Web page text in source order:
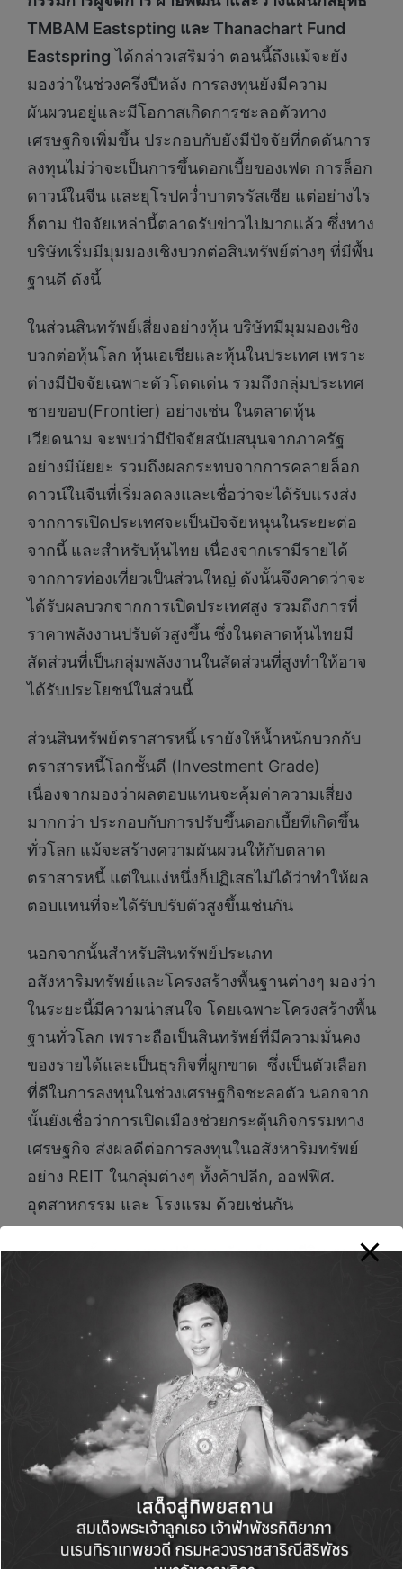
TMBAM Eastspting และ Thanachart Fund
Eastspring ได้กล่าวเสริมว่า ตอนนี้ถึงแม้จะยัง
มองว่าในช่วงครึ่งปีหลัง การลงทุนยังมีความ
ผันผวนอยู่และมีโอกาสเกิดการชะลอตัวทาง
เศรษฐกิจเพิ่มขึ้น ประกอบกับยังมีปัจจัยที่กดดันการ
ลงทุนไม่ว่าจะเป็นการขึ้นดอกเบี้ยของเฟด การล็อก
ดาวน์ในจีน และยุโรปคว่ำบาตรรัสเซีย แต่อย่างไร
ก็ตาม ปัจจัยเหล่านี้ตลาดรับข่าวไปมากแล้ว ซึ่งทาง
บริษัทเริ่มมีมุมมองเชิงบวกต่อสินทรัพย์ต่างๆ ที่มีพื้น
ฐานดี ดังนี้
ในส่วนสินทรัพย์เสี่ยงอย่างหุ้น บริษัทมีมุมมองเชิง
บวกต่อหุ้นโลก หุ้นเอเชียและหุ้นในประเทศ เพราะ
ต่างมีปัจจัยเฉพาะตัวโดดเด่น รวมถึงกลุ่มประเทศ
ชายขอบ(Frontier) อย่างเช่น ในตลาดหุ้น
เวียดนาม จะพบว่ามีปัจจัยสนับสนุนจากภาครัฐ
อย่างมีนัยยะ รวมถึงผลกระทบจากการคลายล็อก
ดาวน์ในจีนที่เริ่มลดลงและเชื่อว่าจะได้รับแรงส่ง
จากการเปิดประเทศจะเป็นปัจจัยหนุนในระยะต่อ
จากนี้ และสำหรับหุ้นไทย เนื่องจากเรามีรายได้
จากการท่องเที่ยวเป็นส่วนใหญ่ ดังนั้นจึงคาดว่าจะ
ได้รับผลบวกจากการเปิดประเทศสูง รวมถึงการที่
ราคาพลังงานปรับตัวสูงขึ้น ซึ่งในตลาดหุ้นไทยมี
สัดส่วนที่เป็นกลุ่มพลังงานในสัดส่วนที่สูงทำให้อาจ
ได้รับประโยชน์ในส่วนนี้
ส่วนสินทรัพย์ตราสารหนี้ เรายังให้น้ำหนักบวกกับ
ตราสารหนี้โลกชั้นดี (Investment Grade)
เนื่องจากมองว่าผลตอบแทนจะคุ้มค่าความเสี่ยง
มากกว่า ประกอบกับการปรับขึ้นดอกเบี้ยที่เกิดขึ้น
ทั่วโลก แม้จะสร้างความผันผวนให้กับตลาด
ตราสารหนี้ แต่ในแง่หนึ่งก็ปฏิเสธไม่ได้ว่าทำให้ผล
ตอบแทนที่จะได้รับปรับตัวสูงขึ้นเช่นกัน
นอกจากนั้นสำหรับสินทรัพย์ประเภท
อสังหาริมทรัพย์และโครงสร้างพื้นฐานต่างๆ มองว่า
ในระยะนี้มีความน่าสนใจ โดยเฉพาะโครงสร้างพื้น
ฐานทั่วโลก เพราะถือเป็นสินทรัพย์ที่มีความมั่นคง
ของรายได้และเป็นธุรกิจที่ผูกขาด ซึ่งเป็นตัวเลือก
ที่ดีในการลงทุนในช่วงเศรษฐกิจชะลอตัว นอกจาก
นั้นยังเชื่อว่าการเปิดเมืองช่วยกระตุ้นกิจกรรมทาง
เศรษฐกิจ ส่งผลดีต่อการลงทุนในอสังหาริมทรัพย์
อย่าง REIT ในกลุ่มต่างๆ ทั้งค้าปลีก, ออฟฟิศ.
อุตสาหกรรม และ โรงแรม ด้วยเช่นกัน
นอกจากนั้นนางสาวปนัดดา ตัณฑ์ชาญชีวินรอง
กรรมการผู้จัดการ ฝ่ายช่องทางการจัดจำหน่าย
และธนบดีธนกิจ TMBAM Eastspring และ
Thanachart Fund Eastspring
ยังได้กล่าวเสริม
ในตอนท้ายว่าบริษัทได้เตรียมให้คำปรึกษาด้านการ
จัดพอร์ตลงทุนรับครึ่งปีหลังให้กับผู้ลงทุน ผ่าน
ตัวแทนจำหน่ายต่างๆทั่วประเทศ และเชื่อมั่น
ว่าการลดค่าธรรมเนียมขาเข้ากองทุนในครั้งนี้ จะ
ช่วยให้ผู้ลงทุนตัดสินใจปรับพอร์ตลงทุนเพื่อรับ
ความผันผวนได้โดยไม่ต้องกังวลเรื่องค่า
ธรรมเนียมที่อาจจะเกิดขึ้น